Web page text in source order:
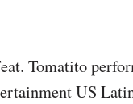
Tomatito
US